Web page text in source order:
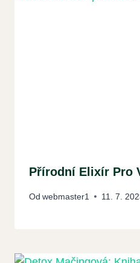
Přírodní Elixír Pro
Od webmaster1 11. 7.